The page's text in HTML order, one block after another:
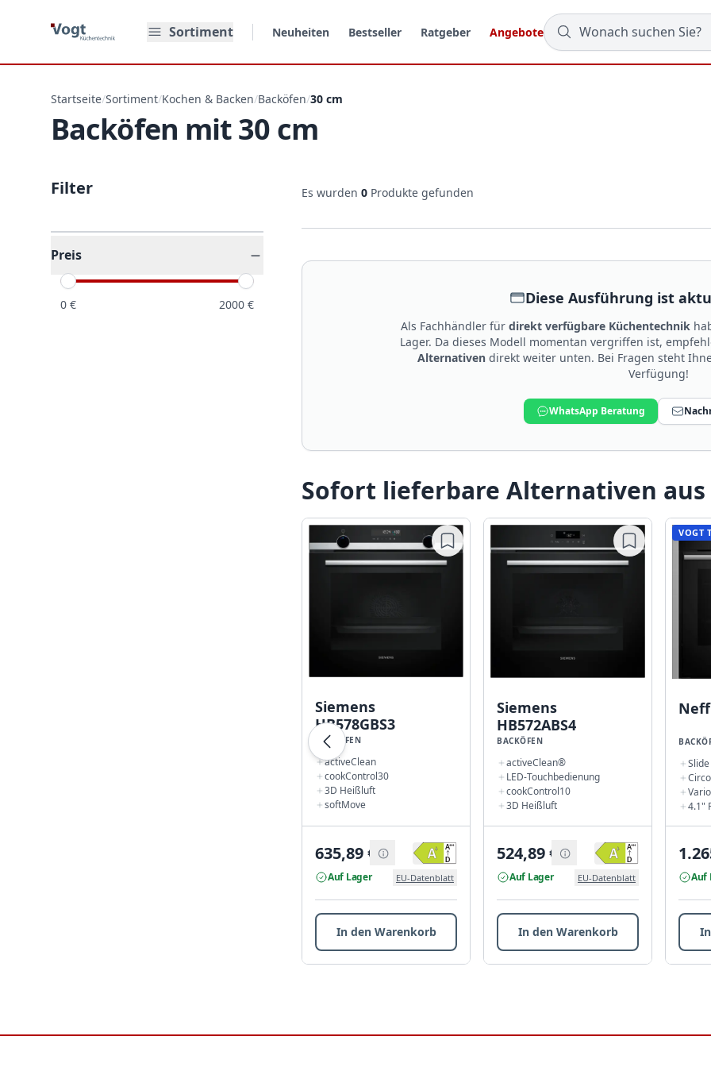
Sortiment
Neuheiten Bestseller Ratgeber Angebote
Startseite/Sortiment/Kochen & Backen/Backöfen/30 cm
Backöfen mit 30 cm
Filter
Preis
0 € 2000 €
Es wurden 0 Produkte gefunden
Diese Ausführung ist
Als Fachhändler für direkt verfügbare Küchentechnik
Lager. Da dieses Modell momentan vergriffen ist,
Alternativendirekt weiter unten. Bei Fragen steht
Verfügung!
WhatsApp Beratung
Sofort lieferbare Alternativen
Siemens
HB578GBS3
BACKÖFEN
activeClean
cookControl30
3D Heißluft
softMove
635,89€
Auf Lager EU-Datenblatt
In den Warenkorb
Siemens
HB572ABS4
BACKÖFEN
activeClean®
LED-Touchbedienung
cookControl10
3D Heißluft
524,89€
Auf Lager EU-Datenblatt
In den Warenkorb
VOGT
Neff
4.1"
Auf